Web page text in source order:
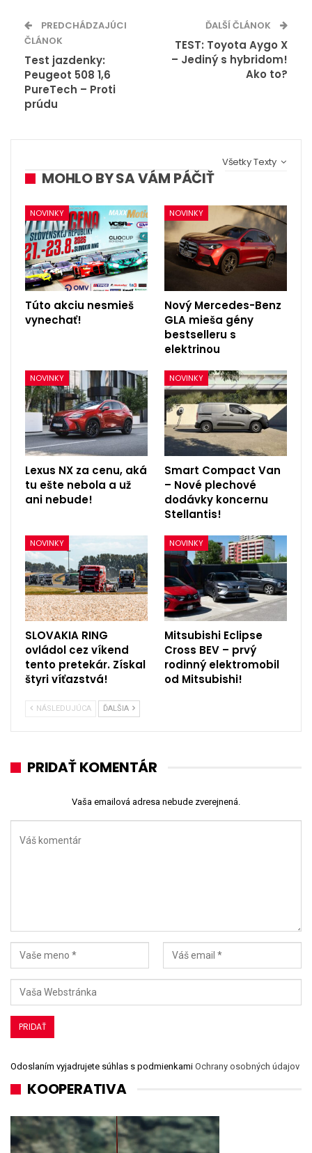
PREDCHÁDZAJÚCI
ČLÁNOK
Test jazdenky:
Peugeot 508 1,6
PureTech – Proti
prúdu
ĎALŠÍ ČLÁNOK
TEST: Toyota Aygo X
– Jediný s hybridom!
Ako to?
Všetky Texty
MOHLO BY SA VÁM PÁČIŤ
NOVINKY
Túto akciu nesmieš
vynechať!
NOVINKY
Nový Mercedes-Benz
GLA mieša gény
bestselleru s
elektrinou
NOVINKY
Lexus NX za cenu, aká
tu ešte nebola a už
ani nebude!
NOVINKY
Smart Compact Van
– Nové plechové
dodávky koncernu
Stellantis!
NOVINKY
SLOVAKIA RING
ovládol cez víkend
tento pretekár. Získal
štyri víťazstvá!
NOVINKY
Mitsubishi Eclipse
Cross BEV – prvý
rodinný elektromobil
od Mitsubishi!
NÁSLEDUJÚCA ĎALŠIA
PRIDAŤ KOMENTÁR
Vaša emailová adresa nebude zverejnená.
Odoslaním vyjadrujete súhlas s podmienkami Ochrany osobných údajov
KOOPERATIVA